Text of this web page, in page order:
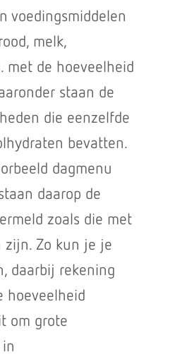
voedingsmiddelen
melk,
met de hoeveelheid
staan de
die eenzelfde
bevatten.
dagmenu
daarop de
zoals die met
zijn. Zo kun je je
daarbij rekening
hoeveelheid
om grote